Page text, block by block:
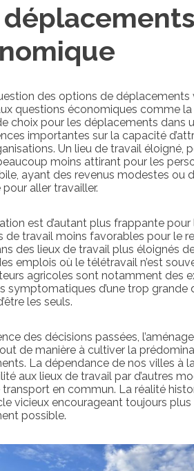
des options de
questions économiques comme
choix pour les déplacements dans
importantes sur la capacité
Un lieu de travail
moins attirant pour les
ayant des revenus modestes ou
aller travailler.
est d’autant plus frappante
de travail moins favorables pour le
des lieux de travail plus éloignés
emplois où le télétravail n’est
agricoles sont notamment des
symptomatiques d’une trop grande
les seuls.
des décisions passées,
de manière à cultiver la
La dépendance de nos villes à
aux lieux de travail par d’autres
en commun. La réalité
vicieux encourageant toujours
possible.